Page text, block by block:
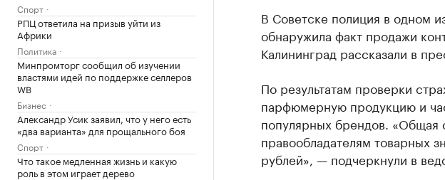
Спорт
РПЦ ответила на призыв уйти из
Африки
Политика
Минпромторг сообщил об изучении
властями идей по поддержке селлеров
WB
Бизнес
Александр Усик заявил, что у него есть
«два варианта» для прощального боя
Спорт
Что такое медленная жизнь и какую
роль в этом играет дерево
В Советске полиция в одном
обнаружила факт продажи
Калининград рассказали в
По результатам проверки
парфюмерную продукцию и
популярных брендов.
правообладателям товарных
рублей», — подчеркнули в